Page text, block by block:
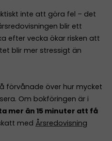
inte att göra fel – det
blir ett
efter vecka ökar risken att
blir mer stressigt än
förvånade över hur mycket
Om bokföringen är i
mer än 15 minuter att få
med Årsredovisning